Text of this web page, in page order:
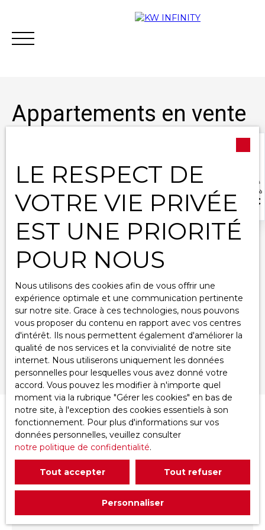
Acheter Vendre Estimer Vous financer
Appartements en vente
Ruelle (45140)
Type d'offre
Type de bien
Localisation
Budget max (€)
Surface min (m²)
Rechercher
Pertinence
Trier par Créer une alerte
LE RESPECT DE
VOTRE VIE PRIVÉE
EST UNE PRIORITÉ
POUR NOUS
Nous utilisons des cookies afin de vous offrir une
expérience optimale et une communication pertinente
sur notre site. Grace à ces technologies, nous pouvons
vous proposer du contenu en rapport avec vos centres
d'intérêt. Ils nous permettent également d'améliorer la
qualité de nos services et la convivialité de notre site
internet. Nous utiliserons uniquement les données
personnelles pour lesquelles vous avez donné votre
accord. Vous pouvez les modifier à n'importe quel
moment via la rubrique ″Gérer les cookies″ en bas de
notre site, à l'exception des cookies essentiels à son
fonctionnement. Pour plus d'informations sur vos
données personnelles, veuillez consulter
notre politique de confidentialité.
Tout accepter Tout refuser
Personnaliser